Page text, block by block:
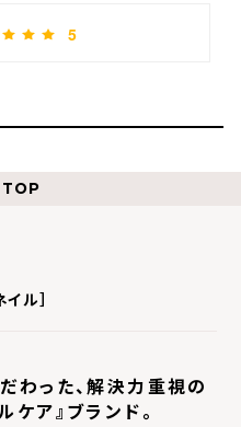
5
TOP
イル］
わった、解決力重視の
ア』ブランド。